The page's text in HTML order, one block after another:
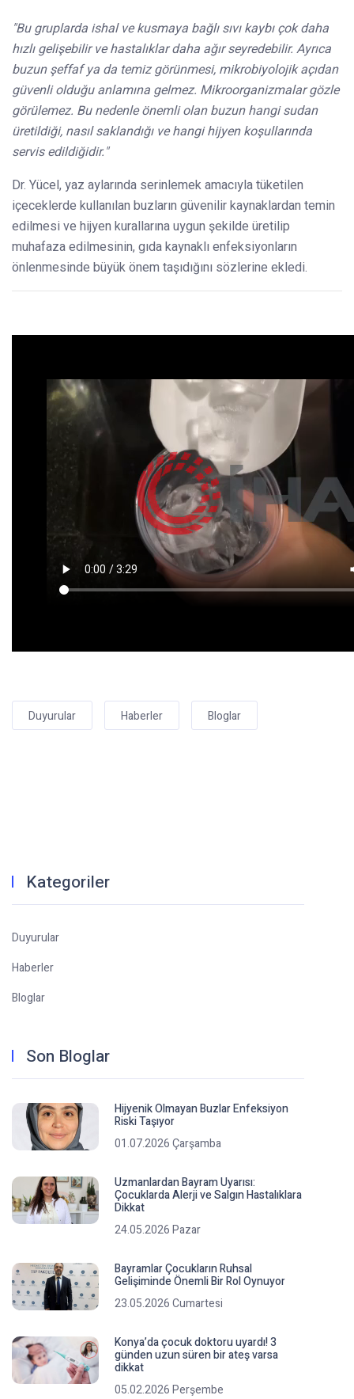
"Bu gruplarda ishal ve kusmaya bağlı sıvı kaybı çok daha
hızlı gelişebilir ve hastalıklar daha ağır seyredebilir. Ayrıca
buzun şeffaf ya da temiz görünmesi, mikrobiyolojik açıdan
güvenli olduğu anlamına gelmez. Mikroorganizmalar gözle
görülemez. Bu nedenle önemli olan buzun hangi sudan
üretildiği, nasıl saklandığı ve hangi hijyen koşullarında
servis edildiğidir."
Dr. Yücel, yaz aylarında serinlemek amacıyla tüketilen
içeceklerde kullanılan buzların güvenilir kaynaklardan temin
edilmesi ve hijyen kurallarına uygun şekilde üretilip
muhafaza edilmesinin, gıda kaynaklı enfeksiyonların
önlenmesinde büyük önem taşıdığını sözlerine ekledi.
Duyurular Haberler Bloglar
Kategoriler
Duyurular
Haberler
Bloglar
Son Bloglar
Hijyenik Olmayan Buzlar Enfeksiyon
Riski Taşıyor
01.07.2026 Çarşamba
Uzmanlardan Bayram Uyarısı:
Çocuklarda Alerji ve Salgın Hastalıklara
Dikkat
24.05.2026 Pazar
Bayramlar Çocukların Ruhsal
Gelişiminde Önemli Bir Rol Oynuyor
23.05.2026 Cumartesi
Konya’da çocuk doktoru uyardı! 3
günden uzun süren bir ateş varsa
dikkat
05.02.2026 Perşembe